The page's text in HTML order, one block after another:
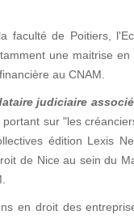
faculté de Poitiers,
une maitrise
au CNAM.
judiciaire associé
sur "les
édition Lexis
de Nice au sein du
en droit des